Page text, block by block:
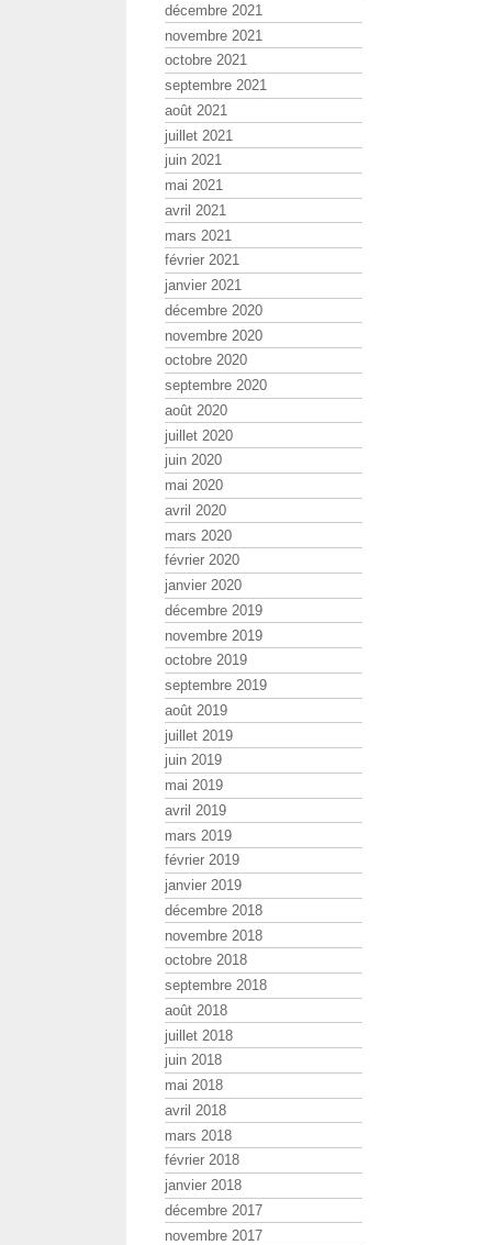
décembre 2021
novembre 2021
octobre 2021
septembre 2021
août 2021
juillet 2021
juin 2021
mai 2021
avril 2021
mars 2021
février 2021
janvier 2021
décembre 2020
novembre 2020
octobre 2020
septembre 2020
août 2020
juillet 2020
juin 2020
mai 2020
avril 2020
mars 2020
février 2020
janvier 2020
décembre 2019
novembre 2019
octobre 2019
septembre 2019
août 2019
juillet 2019
juin 2019
mai 2019
avril 2019
mars 2019
février 2019
janvier 2019
décembre 2018
novembre 2018
octobre 2018
septembre 2018
août 2018
juillet 2018
juin 2018
mai 2018
avril 2018
mars 2018
février 2018
janvier 2018
décembre 2017
novembre 2017